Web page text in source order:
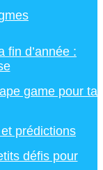
fin d’année :
game pour ta
prédictions
défis pour